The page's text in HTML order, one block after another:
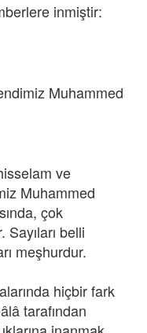
inmiştir:
Muhammed
ve
Muhammed
çok
belli
meşhurdur.
hiçbir fark
tarafından